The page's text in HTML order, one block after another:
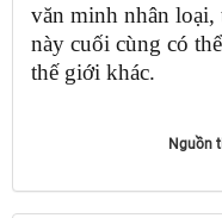
văn minh nhân loại,
này cuối cùng có
thế giới khác.
Nguồn